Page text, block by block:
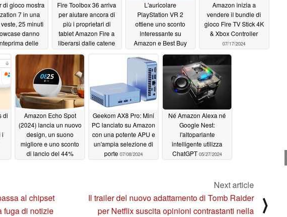
di gioco mostra
7 in una
25 minuti
danno
delle
08/21/2024
Fire Toolbox 36 arriva
per aiutare ancora di
più i proprietari di
tablet Amazon Fire a
liberarsi dalle catene
08/16/2024
L'auricolare
PlayStation VR 2
ottiene uno sconto
interessante su
Amazon e Best Buy
07/30/2024
Amazon inizia a
vendere il bundle di
gioco Fire TV Stick 4K
& Xbox Controller
07/17/2024
di
i
Amazon Echo Spot
(2024) lancia un nuovo
design, un suono
migliore e uno sconto
di lancio del 44%
Geekom AX8 Pro: Mini
PC lanciato su Amazon
con una potente APU e
un'ampia selezione di
porte 07/08/2024
Né Amazon Alexa né
Google Nest:
l'altoparlante
intelligente utilizza
ChatGPT05/27/2024
al chipset
fuga di notizie
Next article
Il trailer del nuovo adattamento di Tomb Raider
per Netflix suscita opinioni contrastanti nella
⟩